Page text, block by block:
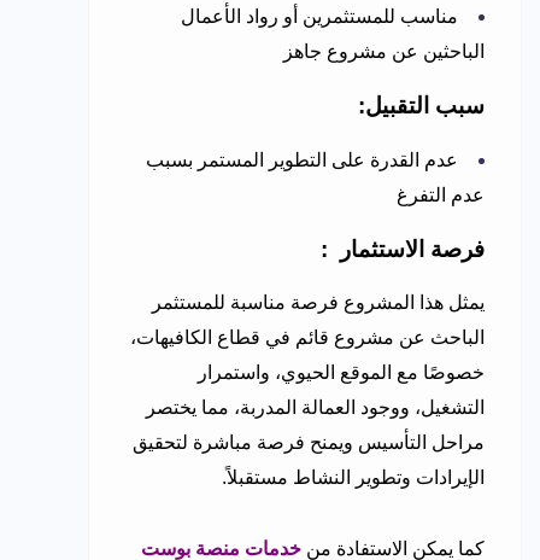
مناسب للمستثمرين أو رواد الأعمال
الباحثين عن مشروع جاهز
سبب التقبيل:
عدم القدرة على التطوير المستمر بسبب
عدم التفرغ
فرصة الاستثمار :
يمثل هذا المشروع فرصة مناسبة للمستثمر
الباحث عن مشروع قائم في قطاع الكافيهات،
خصوصًا مع الموقع الحيوي، واستمرار
التشغيل، ووجود العمالة المدربة، مما يختصر
مراحل التأسيس ويمنح فرصة مباشرة لتحقيق
الإيرادات وتطوير النشاط مستقبلاً.
كما يمكن الاستفادة من خدمات منصة بوست